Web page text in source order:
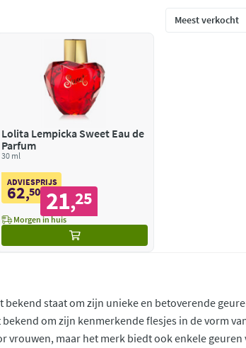
Lolita Lempicka Sweet Eau de
Parfum
30 ml
ADVIESPRIJS
62,50 21,25
Morgen in huis
bekend staat om zijn unieke en betoverende
om zijn kenmerkende flesjes in de vorm
maar het merk biedt ook enkele